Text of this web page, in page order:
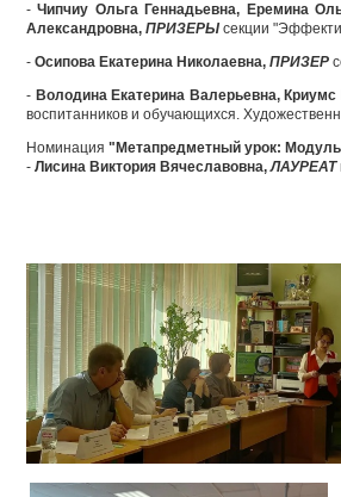
-Чипчиу Ольга Геннадьевна, Еремина
Александровна, ПРИЗЕРЫ секции
- Осипова Екатерина Николаевна, ПРИЗЕР
- Володина Екатерина Валерьевна,
воспитанников и обучающихся.
Номинация "Метапредметный урок:
- Лисина Виктория Вячеславовна,ЛАУРЕАТ